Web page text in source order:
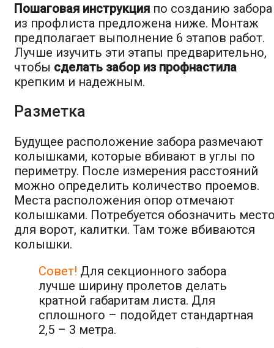
Пошаговая инструкция по созданию забора
из профлиста предложена ниже. Монтаж
предполагает выполнение 6 этапов работ.
Лучше изучить эти этапы предварительно,
чтобы сделать забор из профнастила
крепким и надежным.
Разметка
Будущее расположение забора размечают
колышками, которые вбивают в углы по
периметру. После измерения расстояний
можно определить количество проемов.
Места расположения опор отмечают
колышками. Потребуется обозначить
для ворот, калитки. Там тоже вбиваются
колышки.
Совет! Для секционного забора
лучше ширину пролетов делать
кратной габаритам листа. Для
сплошного – подойдет стандартная
2,5 – 3 метра.